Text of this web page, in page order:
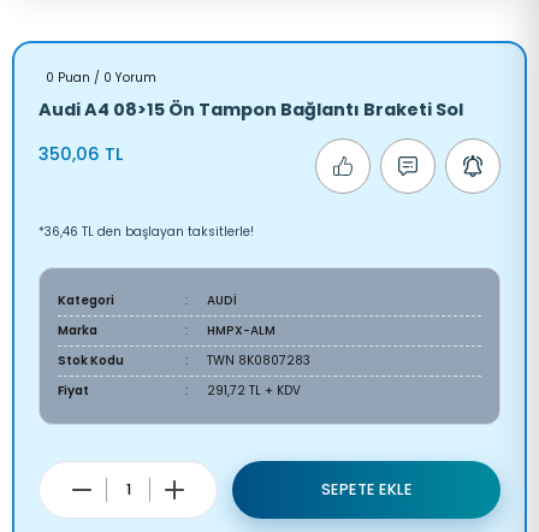
0 Puan / 0 Yorum
Audi A4 08>15 Ön Tampon Bağlantı Braketi Sol
350,06 TL
*36,46 TL den başlayan taksitlerle!
Kategori
AUDİ
Marka
HMPX-ALM
Stok Kodu
TWN 8K0807283
Fiyat
291,72 TL + KDV
SEPETE EKLE